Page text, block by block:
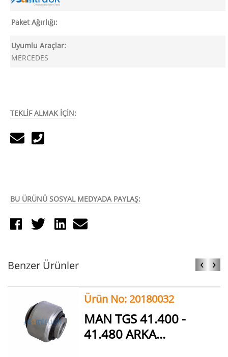
Paket Ağırlığı:
Uyumlu Araçlar:
MERCEDES
TEKLİF ALMAK İÇİN:
BU ÜRÜNÜ SOSYAL MEDYADA PAYLAŞ:
Benzer Ürünler ‹ ›
Ürün No: 20180032
MAN TGS 41.400 -
41.480 ARKA...